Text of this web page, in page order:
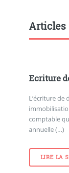
Articles
Ecriture
L’écriture de
comptable
annuelle (…)
LIRE LA